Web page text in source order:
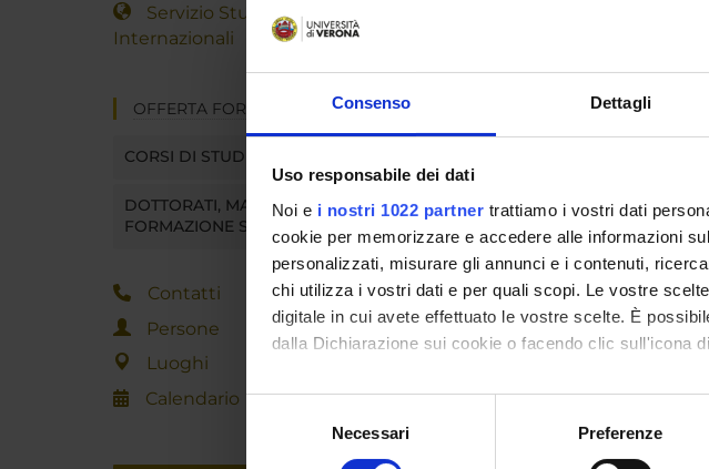
Consenso Dettagli
Uso responsabile dei dati
Noi e i nostri 1022 partner trattiamo i vostri dati
cookie per memorizzare e accedere alle informazioni
personalizzati, misurare gli annunci e i contenuti,
chi utilizza i vostri dati e per quali scopi. Le vostre
digitale in cui avete effettuato le vostre scelte. È
dalla Dichiarazione sui cookie o facendo clic sull'icona
Con il tuo consenso, vorremmo anche:
raccogliere informazioni sulla tua posizione
Necessari Preferenze
Servizio Studenti
Internazionali
OFFERTA FORMATIVA
CORSI DI STUDIO
DOTTORATI, MASTER E
FORMAZIONE SUPERIORE
Contatti
Persone
Luoghi
Calendario